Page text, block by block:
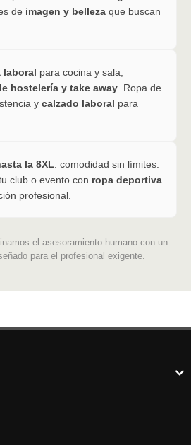
de imagen y belleza que buscan
laboral para cocina y sala,
hostelería y take away . Ropa de
y calzado laboral para
la 8XL: comodidad sin límites.
club o evento con ropa deportiva
profesional.
el asesoramiento humano con un
para el profesional exigente.